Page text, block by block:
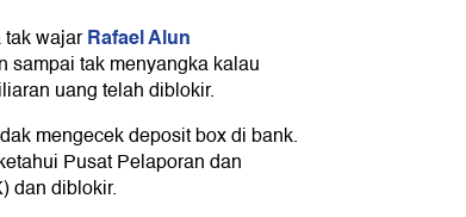
tak wajarRafael Alun
sampai tak menyangka kalau
uang telah diblokir.
mengecek deposit box di bank.
Pusat Pelaporan dan
dan diblokir.